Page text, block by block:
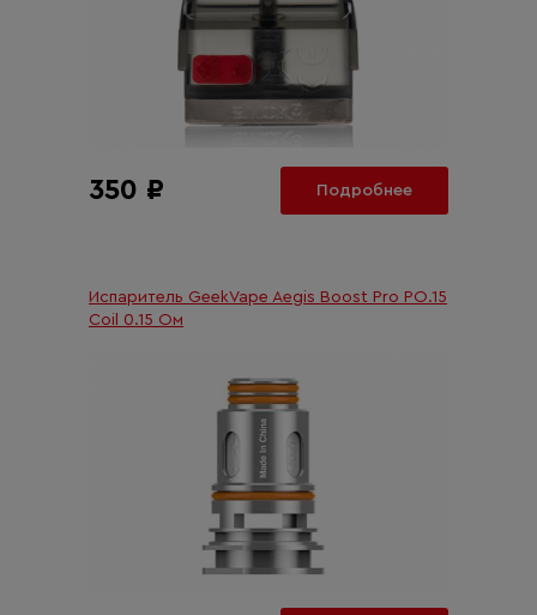
350 ₽ Подробнее
Испаритель GeekVape Aegis Boost Pro PO.15
Coil 0.15 Ом